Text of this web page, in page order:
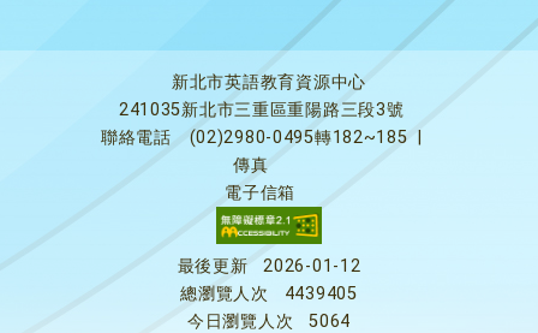
新北市英語教育資源中心
241035新北市三重區重陽路三段3號
聯絡電話
(02)2980-0495轉182~185
傳真
電子信箱
最後更新
2026-01-12
總瀏覽人次
4439405
今日瀏覽人次
5064